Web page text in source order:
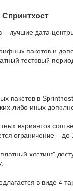
Спринтхост
– лучшие дата-
пакетов и
тестовый
пакетов в Sprinthost
либо иных
вариантов
ограничение – до
хостинг"
в виде 4